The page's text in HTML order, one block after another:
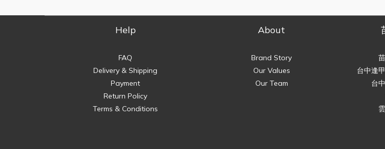
Help
FAQ
Delivery & Shipping
Payment
Return Policy
Terms & Conditions
About
Brand Story
Our Values
Our Team
台中逢
台